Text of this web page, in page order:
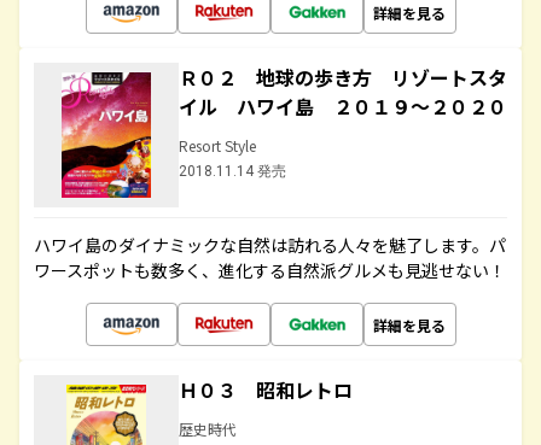
詳細を見る
Ｒ０２ 地球の歩き方 リゾートスタ
イル ハワイ島 ２０１９～２０２０
Resort Style
2018.11.14 発売
ハワイ島のダイナミックな自然は訪れる人々を魅了します。パ
ワースポットも数多く、進化する自然派グルメも見逃せない！
詳細を見る
Ｈ０３ 昭和レトロ
歴史時代